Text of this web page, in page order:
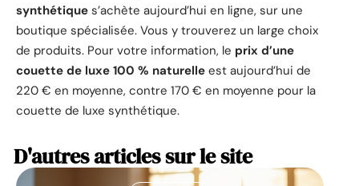
synthétique s’achète aujourd’hui en ligne, sur une
boutique spécialisée. Vous y trouverez un large choix
de produits. Pour votre information, le prix d’une
couette de luxe 100 % naturelle est aujourd’hui de
220 € en moyenne, contre 170 € en moyenne pour la
couette de luxe synthétique.
D'autres articles sur le site